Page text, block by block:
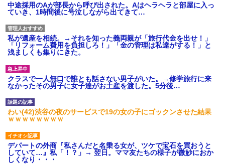
中途採用のAが部長から呼び出された。Aはヘラヘラと部屋に入っ
ていき、1時間後に号泣しながら出てきて…
私が遺産を相続。→それを知った義両親が「旅行代金を出せ！」
「リフォーム費用を負担しろ！」「金の管理は私達がする！」と
浅ましくも集りにきた。
クラスで一人無口で誰とも話さない男子がいた。→修学旅行に来
なかったその男子に女子達がお土産を渡した。5分後…
わい(42)渋谷の夜のサービスで19の女の子にゴックンさせた結果
ｗｗｗｗｗｗｗｗ
デパートの外商『私さんだと名乗る女が、ツケで宝石を買おうと
していて…』私「！？」→ 翌日。ママ友たちの様子が微妙におか
しくなり・・・